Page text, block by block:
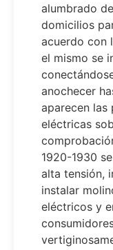
alumbrado
domicilios
acuerdo con
el mismo se
anochecer
aparecen las
eléctricas
1920-1930
alta tensión,
instalar
eléctricos y